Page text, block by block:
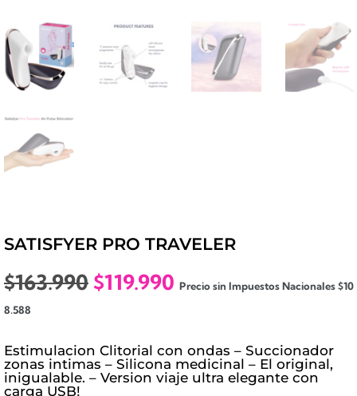
SATISFYER PRO TRAVELER
$163.990 El
era:
$163.990.
$119.990 El
es:
$119.990.
Precio sin Impuestos Nacionales$10
8.588
Estimulacion Clitorial con ondas – Succionador
zonas intimas – Silicona medicinal – El original,
inigualable. – Version viaje ultra elegante con
carga USB!